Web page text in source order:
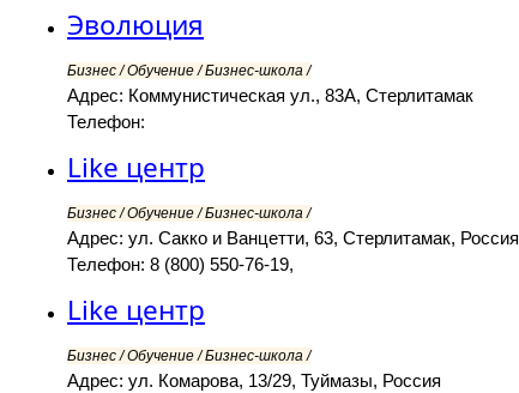
Эволюция
Бизнес / Обучение / Бизнес-школа /
Адрес: Коммунистическая ул., 83А, Стерлитамак
Телефон:
Like центр
Бизнес / Обучение / Бизнес-школа /
Адрес: ул. Сакко и Ванцетти, 63, Стерлитамак, Россия
Телефон: 8 (800) 550-76-19,
Like центр
Бизнес / Обучение / Бизнес-школа /
Адрес: ул. Комарова, 13/29, Туймазы, Россия